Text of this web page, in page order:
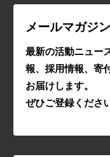
メールマガジ
最新の活動ニュー
報、採用情報、寄
お届けします。
ぜひご登録ください